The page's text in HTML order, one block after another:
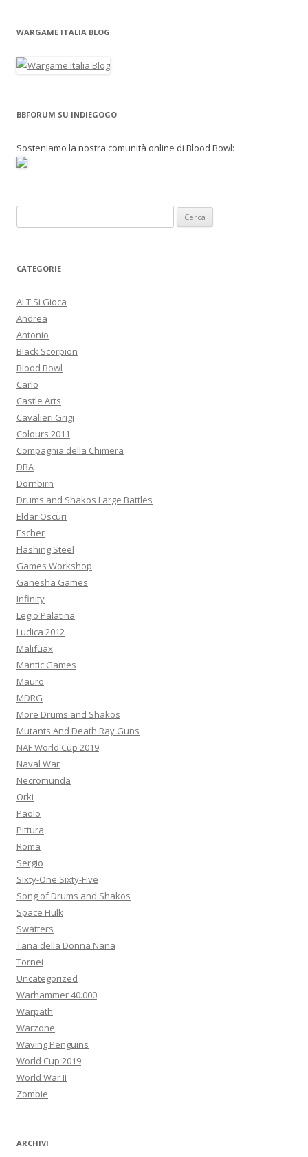
WARGAME ITALIA BLOG
BBFORUM SU INDIEGOGO
Sosteniamo la nostra comunità online di Blood Bowl:
i
e
c
a
p
e
r
:
CATEGORIE
ALT Si Gioca
Andrea
Antonio
Black Scorpion
Blood Bowl
Carlo
Castle Arts
Cavalieri Grigi
Colours 2011
Compagnia della Chimera
DBA
Dornbirn
Drums and Shakos Large Battles
Eldar Oscuri
Escher
Flashing Steel
Games Workshop
Ganesha Games
Infinity
Legio Palatina
Ludica 2012
Malifuax
Mantic Games
Mauro
MDRG
More Drums and Shakos
Mutants And Death Ray Guns
NAF World Cup 2019
Naval War
Necromunda
Orki
Paolo
Pittura
Roma
Sergio
Sixty-One Sixty-Five
Song of Drums and Shakos
Space Hulk
Swatters
Tana della Donna Nana
Tornei
Uncategorized
Warhammer 40.000
Warpath
Warzone
Waving Penguins
World Cup 2019
World War II
Zombie
ARCHIVI